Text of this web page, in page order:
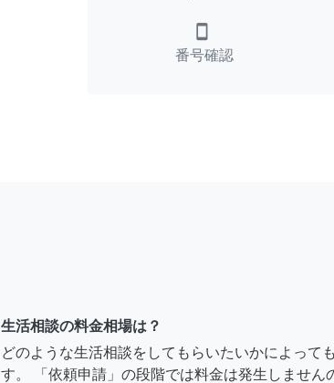
smartphone
番号確認
生活相談の料金相場は？
どのような生活相談をしてもらいたいかによって
す。 「依頼申請」の段階では料金は発生しません